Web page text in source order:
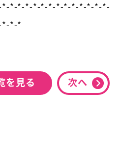
*-*-*-*-*-*-*-*-*-*-*-*-*-
*-*
を見る 次へ